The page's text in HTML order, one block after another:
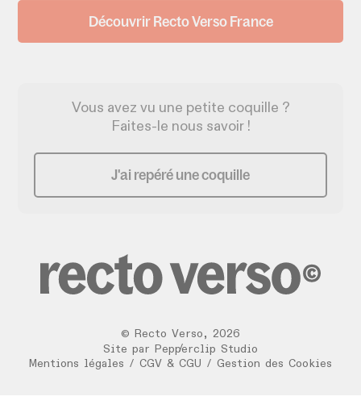
Découvrir Recto Verso France
Vous avez vu une petite coquille ?
Faites-le nous savoir !
J'ai repéré une coquille
© Recto Verso , 2026
/
Site par
Pepperclip Studio
Mentions légales / CGV & CGU / Gestion des Cookies